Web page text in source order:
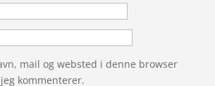
mail og websted i denne browser
kommenterer.